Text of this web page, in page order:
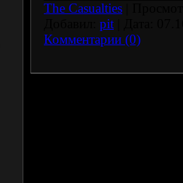
The Casualties
pit
Комментарии (0)